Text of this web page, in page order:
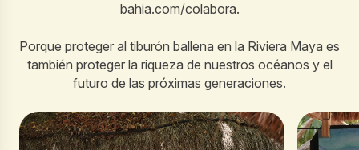
bahia.com/colabora.
Porque proteger al tiburón ballena en la Riviera Maya es
también proteger la riqueza de nuestros océanos y el
futuro de las próximas generaciones.